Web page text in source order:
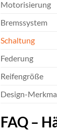
Motorisierung
Bremssystem
Schaltung
Federung
Reifengröße
Design-
FAQ –